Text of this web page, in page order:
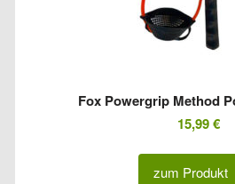
Fox Powergrip Method
15,99€
zum Produkt